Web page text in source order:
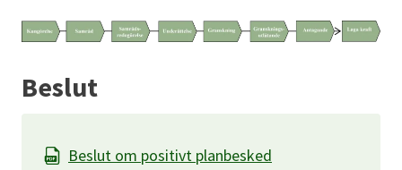
Beslut
Beslut om positivt planbesked